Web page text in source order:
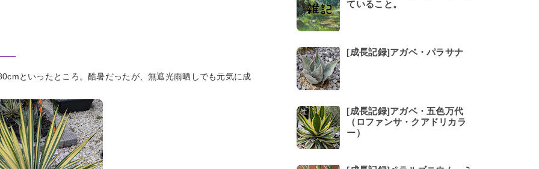
といったところ。酷暑だったが、無遮光雨晒しでも元気に成
ていること。
[成長記録]アガベ・パラサナ
[成長記録]アガベ・五色万代
（ロファンサ・クアドリカラ
ー）